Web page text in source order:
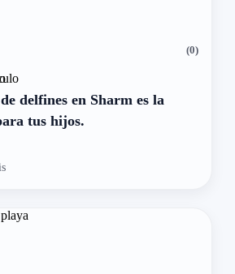
(0)
delfines en Sharm es la
tus hijos.